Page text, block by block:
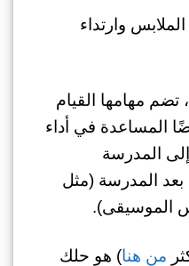
وارتداء
تضم مهامها القيام
المساعدة في أداء
المدرسة
المدرسة (مثل
الموسيقى).
من هنا) هو حلك